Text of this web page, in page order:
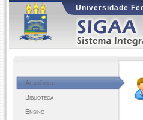
Universidade
Acadêmico
Biblioteca
Ensino